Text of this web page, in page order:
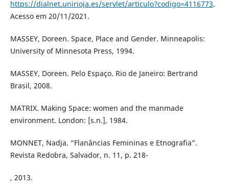
https://dialnet.unirioja.es/servlet/articulo?codigo=4116773.
Acesso em 20/11/2021.
MASSEY, Doreen. Space, Place and Gender. Minneapolis:
University of Minnesota Press, 1994.
MASSEY, Doreen. Pelo Espaço. Rio de Janeiro: Bertrand
Brasil, 2008.
MATRIX. Making Space: women and the manmade
environment. London: [s.n.], 1984.
MONNET, Nadja. “Flanâncias Femininas e Etnografia”.
Revista Redobra, Salvador, n. 11, p. 218-
, 2013.